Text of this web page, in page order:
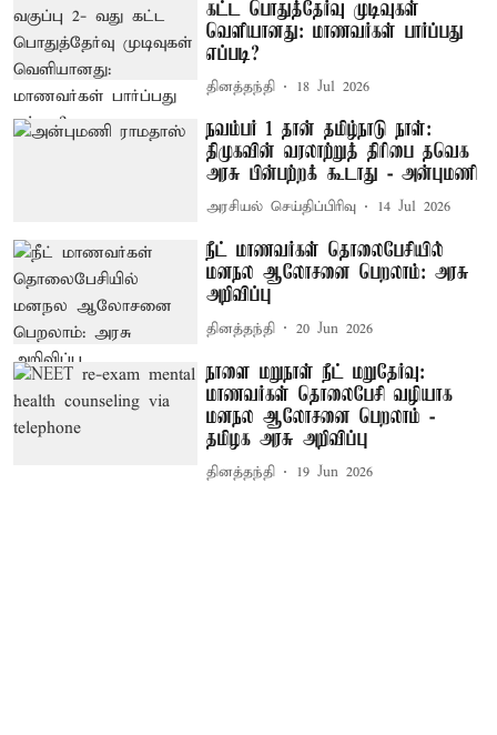
கட்ட பொதுத்தேர்வு முடிவுகள்
வெளியானது: மாணவர்கள் பார்ப்பது
எப்படி?
தினத்தந்தி 18 Jul 2026
நவம்பர் 1 தான் தமிழ்நாடு நாள்:
திமுகவின் வரலாற்றுத் திரிபை தவெக
அரசு பின்பற்றக் கூடாது - அன்புமணி
அரசியல் செய்திப்பிரிவு 14 Jul 2026
நீட் மாணவர்கள் தொலைபேசியில்
மனநல ஆலோசனை பெறலாம்: அரசு
அறிவிப்பு
தினத்தந்தி 20 Jun 2026
நாளை மறுநாள் நீட் மறுதேர்வு:
மாணவர்கள் தொலைபேசி வழியாக
மனநல ஆலோசனை பெறலாம் -
தமிழக அரசு அறிவிப்பு
தினத்தந்தி 19 Jun 2026